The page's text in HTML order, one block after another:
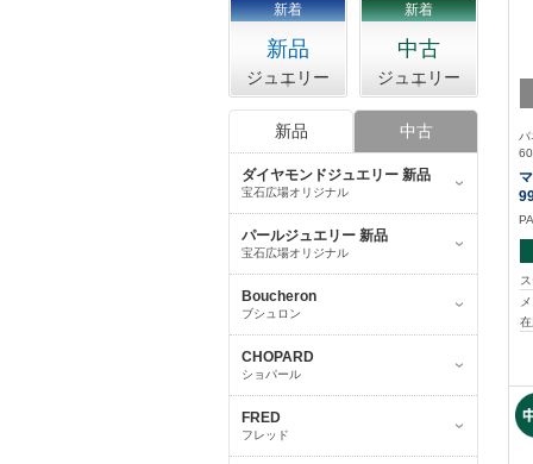
パ
新着
新品
ジュエリー
新着
中古
ジュエリー
新品 中古
ダイヤモンドジュエリー 新品
宝石広場オリジナル
パールジュエリー 新品
宝石広場オリジナル
Boucheron
ブシュロン
CHOPARD
ショパール
FRED
フレッド